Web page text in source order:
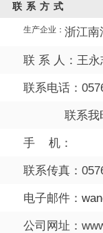
联系方式
生产企业： 浙江南
联 系 人：王
联系电话：
联系我
手 机：
联系传真：
电子邮件：
公司网址：